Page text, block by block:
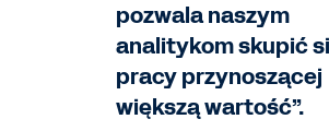
pozwala naszym
analitykom skupić
pracy przynoszącej
większą wartość”.